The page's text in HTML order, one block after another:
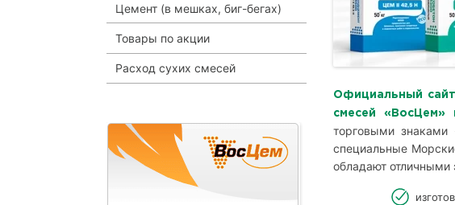
Официальный
смесей «ВосЦем»
торговыми знаками
специальные
обладают
Цемент (в мешках, биг-бегах)
Товары по акции
Расход сухих смесей